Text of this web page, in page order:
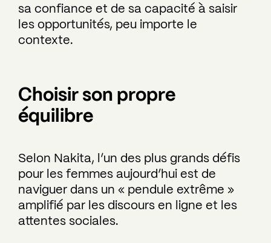
sa confiance et de sa capacité à saisir
les opportunités, peu importe le
contexte.
Choisir son propre
équilibre
Selon Nakita, l’un des plus grands défis
pour les femmes aujourd’hui est de
naviguer dans un « pendule extrême »
amplifié par les discours en ligne et les
attentes sociales.